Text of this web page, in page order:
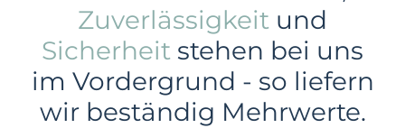
Zuverlässigkeit und
Sicherheit stehen bei uns
im Vordergrund - so liefern
wir beständig Mehrwerte.